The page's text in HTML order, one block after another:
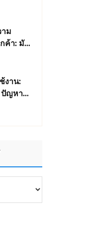
วจใดดี
าม
ค้า: มัน
มบัติ
งาน:
ปัญหา
ก้ไข